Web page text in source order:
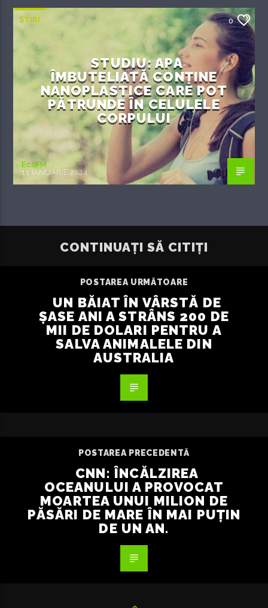
ȘTIRI 0
STUDIU: APA
ÎMBUTELIATĂ CONȚINE
NANOPLASTICE CARE POT
PĂTRUNDE ÎN CELULELE
CORPULUI
EcoFM
11 IANUARIE 2024
CONTINUAȚI SĂ CITIȚI
POSTAREA URMĂTOARE
UN BĂIAT ÎN VÂRSTĂ DE
ȘASE ANI A STRÂNS 200 DE
MII DE DOLARI PENTRU A
SALVA ANIMALELE DIN
AUSTRALIA
POSTAREA PRECEDENTĂ
CNN: ÎNCĂLZIREA
OCEANULUI A PROVOCAT
MOARTEA UNUI MILION DE
PĂSĂRI DE MARE ÎN MAI PUȚIN
DE UN AN.